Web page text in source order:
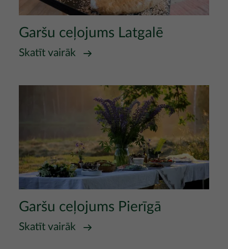
Garšu ceļojums Latgalē
Skatīt vairāk
Garšu ceļojums Pierīgā
Skatīt vairāk